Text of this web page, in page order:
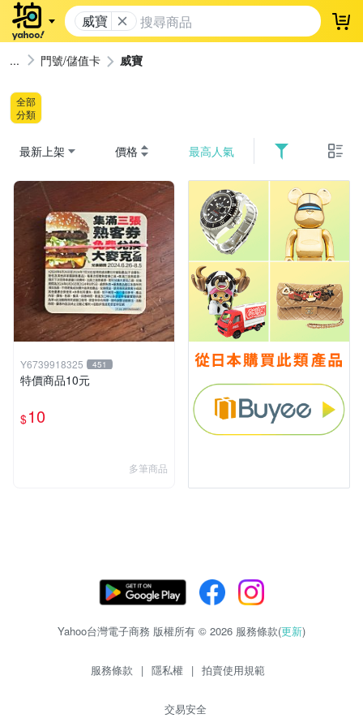
威寶 登
門號/儲值卡 威寶
全部
分類
最新上架 價格 最高人氣
Y6739918325 451
特價商品10元
$10
多筆商品
Yahoo台灣電子商務 版權所有 © 2026 服務條款(更新)
服務條款 | 隱私權 | 拍賣使用規範
交易安全